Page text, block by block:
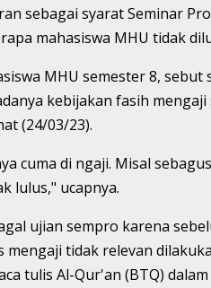
sebagai syarat Seminar
mahasiswa MHU tidak
MHU semester 8, sebut
kebijakan fasih mengaji
(24/03/23).
cuma di ngaji. Misal
lulus," ucapnya.
ujian sempro karena
mengaji tidak relevan
tulis Al-Qur'an (BTQ)